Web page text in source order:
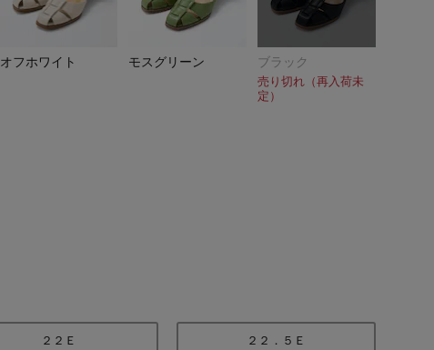
オフホワイト モスグリーン ブラック
売り切れ（再入荷未
定）
２２Ｅ ２２．５Ｅ